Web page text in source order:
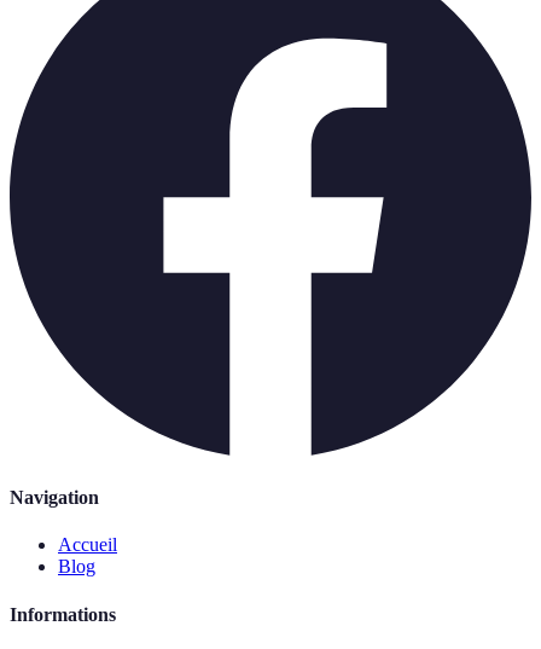
Navigation
Accueil
Blog
Informations